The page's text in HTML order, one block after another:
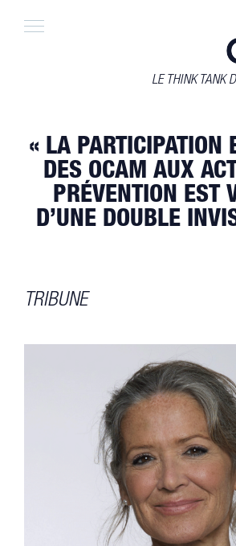
LE THINK TANK
« LA PARTICIPATION
DES OCAM AUX
PRÉVENTION EST
D’UNE DOUBLE
TRIBUNE